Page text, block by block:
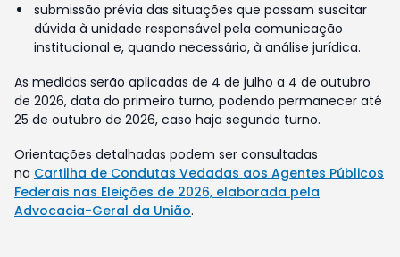
submissão prévia das situações que possam suscitar
dúvida à unidade responsável pela comunicação
institucional e, quando necessário, à análise jurídica.
As medidas serão aplicadas de 4 de julho a 4 de outubro
de 2026, data do primeiro turno, podendo permanecer até
25 de outubro de 2026, caso haja segundo turno.
Orientações detalhadas podem ser consultadas
na Cartilha de Condutas Vedadas aos Agentes Públicos
Federais nas Eleições de 2026, elaborada pela
Advocacia-Geral da União.